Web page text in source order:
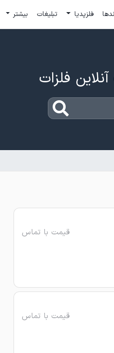
فلزپدیا تبلیغات بیشتر
قیمت با تماس
قیمت با تماس